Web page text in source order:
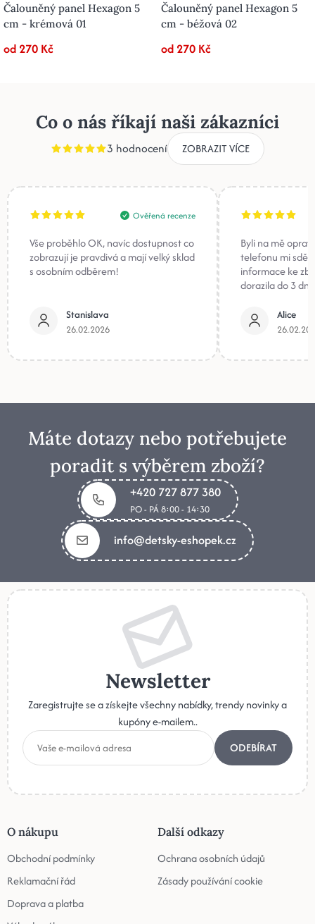
Čalouněný panel Hexagon 5
cm - krémová 01
od 270 Kč
Čalouněný panel Hexagon 5
cm - béžová 02
od 270 Kč
Co o nás říkají naši zákazníci
3 hodnocení ZOBRAZIT VÍCE
Ověřená recenze
Vše proběhlo OK, navíc dostupnost co
zobrazují je pravdivá a mají velký sklad
s osobním odběrem!
Stanislava
26.02.2026
Byli na mě
telefonu mi
informace ke
dorazila do 3
Alice
Máte dotazy nebo potřebujete
poradit s výběrem zboží?
+420 727 877 380
PO - PÁ 8:00 - 14:30
info@detsky-eshopek.cz
Newsletter
Zaregistrujte se a získejte všechny nabídky, trendy novinky a
kupóny e-mailem..
ODEBÍRAT
O nákupu
Obchodní podmínky
Reklamační řád
Doprava a platba
Další odkazy
Ochrana osobních údajů
Zásady používání cookie